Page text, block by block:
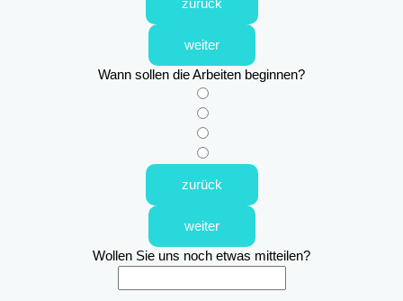
zurück
weiter
Wann sollen die Arbeiten beginnen?
zurück
weiter
Wollen Sie uns noch etwas mitteilen?